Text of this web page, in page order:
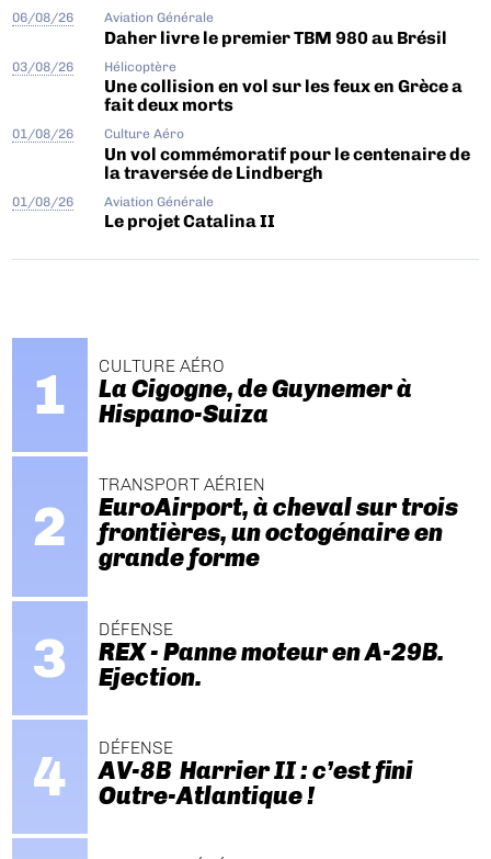
06/08/26 Aviation Générale
Daher livre le premier TBM 980 au Brésil
03/08/26 Hélicoptère
Une collision en vol sur les feux en Grèce a
fait deux morts
01/08/26 Culture Aéro
Un vol commémoratif pour le centenaire de
la traversée de Lindbergh
01/08/26 Aviation Générale
Le projet Catalina II
CULTURE AÉRO
La Cigogne, de Guynemer à
Hispano-Suiza
TRANSPORT AÉRIEN
EuroAirport, à cheval sur trois
frontières, un octogénaire en
grande forme
DÉFENSE
REX - Panne moteur en A-29B.
Ejection.
DÉFENSE
AV-8B Harrier II : c’est fini
Outre-Atlantique !